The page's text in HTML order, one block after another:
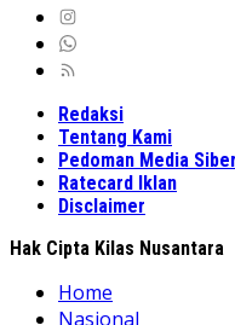
Redaksi
Tentang Kami
Pedoman Media Siber
Ratecard Iklan
Disclaimer
Hak Cipta Kilas Nusantara
Home
Nasional